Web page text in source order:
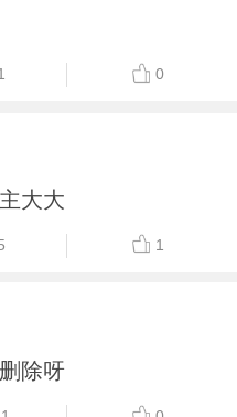
0
大大
1
除呀